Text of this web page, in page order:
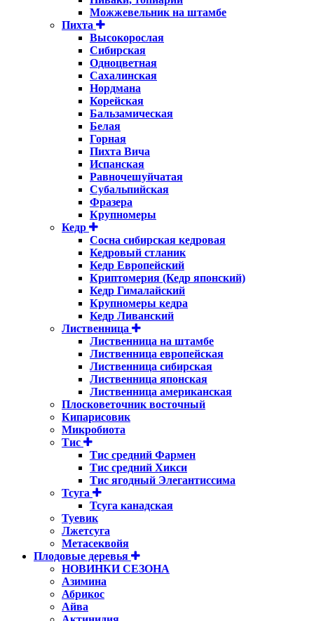
Можжевельник на штамбе
Пихта
Высокорослая
Сибирская
Одноцветная
Сахалинская
Нордмана
Корейская
Бальзамическая
Белая
Горная
Пихта Вича
Испанская
Равночешуйчатая
Субальпийская
Фразера
Крупномеры
Кедр
Сосна сибирская кедровая
Кедровый стланик
Кедр Европейский
Криптомерия (Кедр японский)
Кедр Гималайский
Крупномеры кедра
Кедр Ливанский
Лиственница
Лиственница на штамбе
Лиственница европейская
Лиственница сибирская
Лиственница японская
Лиственница американская
Плосковеточник восточный
Кипарисовик
Микробиота
Тис
Тис средний Фармен
Тис средний Хикси
Тис ягодный Элегантиссима
Тсуга
Тсуга канадская
Туевик
Лжетсуга
Метасеквойя
Плодовые деревья
НОВИНКИ СЕЗОНА
Азимина
Абрикос
Айва